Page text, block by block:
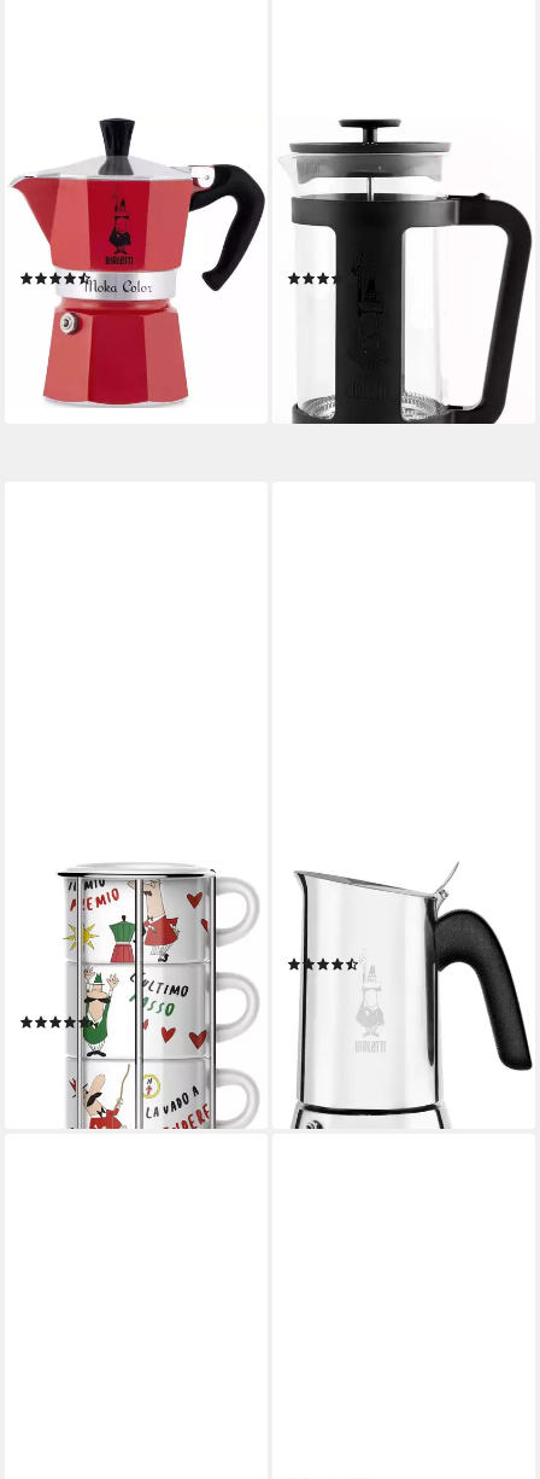
Espressokocher, 0,06l
Kaffeekanne, Aluminium, in
hochwertiger Lackierung, 1
Tasse
(6)
ab 24,24 € UVP33,90 €
-28%
lieferbar - in 3-4 Werktagen bei dir
BIALETTI
Kaffeebereiter, 0,35l
Kaffeekanne,
hitzebeständiges
lieferbar - in 3-4 Werktagen bei dir
BIALETTI
Cappuccinotasse, 5-tlg.,
Metall, Porzellan, (4
Cappuccinotassen mit
Metallgestell)
(15)
ab 28,50 € 36,90 €
lieferbar - in 4-5 Werktagen bei dir
BIALETTI
Espressokocher, 0,08l
Kaffeekanne, Edelstahl
(9)
ab 31,91 € UVP 44,90 €
-29%
lieferbar - in 2-3 Werktagen bei dir